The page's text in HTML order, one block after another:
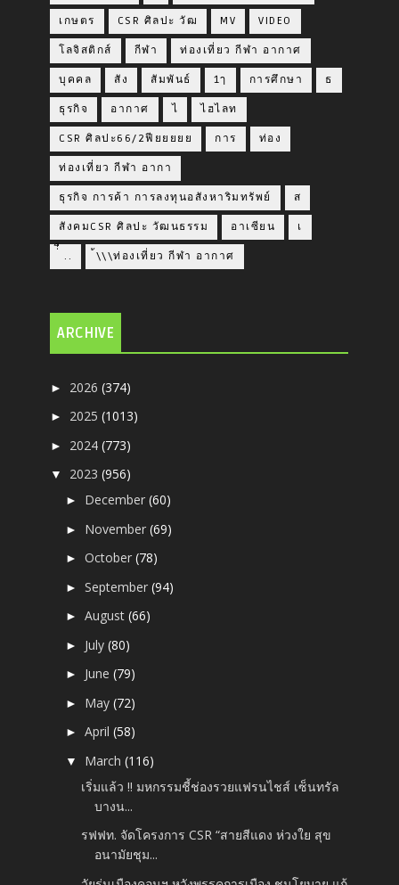
เกษตร CSR ศิลปะ วัฒ MV VIDEO
โลจิสติกส์ กีฬา ท่องเที่ยว กีฬา อากาศ
บุคคล สัง สัมพันธ์ 1ๅ การศึกษา ธ
ธุรกิจ อากาศ ไ ไฮไลท
CSR ศิลปะ66/2ฟียยยยย การ ท่อง
ท่องเที่ยว กีฬา อากา
ธุรกิจ การค้า การลงทุนอสังหาริมทรัพย์ ส
สังคมCSR ศิลปะ วัฒนธรรม อาเซียน เ
่่ื​ .. ้\\\ท่องเที่ยว กีฬา อากาศ
ARCHIVE
► 2026(374)
► 2025(1013)
► 2024(773)
▼ 2023(956)
► December(60)
► November(69)
►October(78)
►September(94)
►August(66)
► July(80)
► June(79)
► May(72)
►April(58)
▼ March(116)
เริ่มแล้ว !! มหกรรมชี้ช่องรวยแฟรนไชส์ เซ็นทรัล
บางน...
รฟฟท. จัดโครงการ CSR “สายสีแดง ห่วงใย สุข
อนามัยชุม...